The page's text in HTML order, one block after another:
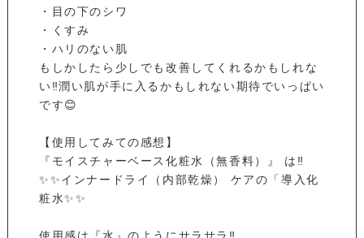
・目の下のシワ
・くすみ
・ハリのない肌
もしかしたら少しでも改善してくれるかもしれな
い‼️潤い肌が手に入るかもしれない期待でいっぱい
です😊
【使用してみての感想】
『モイスチャーベース化粧水（無香料）』 は‼️
✨✨インナードライ（内部乾燥） ケアの「導入化
粧水✨✨
使用感は『水』のようにサラサラ‼️